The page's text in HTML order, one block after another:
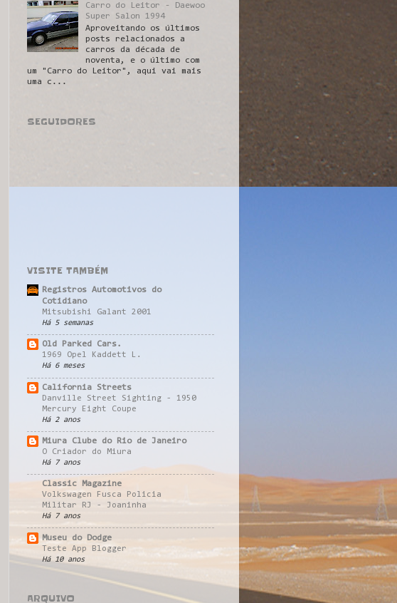
Carro do Leitor - Daewoo
Super Salon 1994
Aproveitando os últimos
posts relacionados a
carros da década de
noventa, e o último com
um "Carro do Leitor", aqui vai mais
uma c...
SEGUIDORES
VISITE TAMBÉM
Registros Automotivos do
Cotidiano
Mitsubishi Galant 2001
Há 5 semanas
Old Parked Cars.
1969 Opel Kaddett L.
Há 6 meses
California Streets
Danville Street Sighting - 1950
Mercury Eight Coupe
Há 2 anos
Miura Clube do Rio de Janeiro
O Criador do Miura
Há 7 anos
Classic Magazine
Volkswagen Fusca Policia
Militar RJ - Joaninha
Há 7 anos
Museu do Dodge
Teste App Blogger
Há 10 anos
ARQUIVO